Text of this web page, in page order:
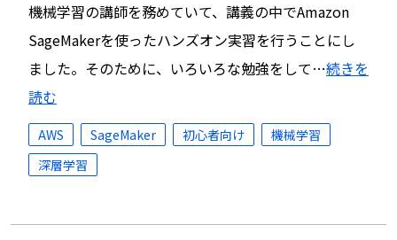
機械学習の講師を務めていて、講義の中でAmazon
SageMakerを使ったハンズオン実習を行うことにし
ました。そのために、いろいろな勉強をして…続きを
読む
AWS SageMaker 初心者向け
機械学習
深層学習